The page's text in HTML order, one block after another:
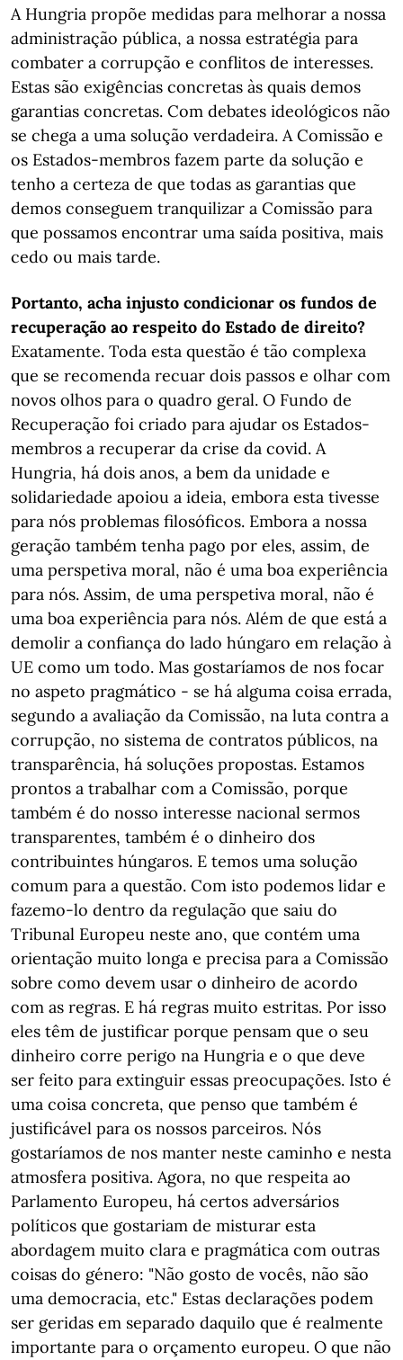
A Hungria propõe medidas para melhorar a nossa
administração pública, a nossa estratégia para
combater a corrupção e conflitos de interesses.
Estas são exigências concretas às quais demos
garantias concretas. Com debates ideológicos não
se chega a uma solução verdadeira. A Comissão e
os Estados-membros fazem parte da solução e
tenho a certeza de que todas as garantias que
demos conseguem tranquilizar a Comissão para
que possamos encontrar uma saída positiva, mais
cedo ou mais tarde.
Portanto, acha injusto condicionar os fundos de
recuperação ao respeito do Estado de direito?
Exatamente. Toda esta questão é tão complexa
que se recomenda recuar dois passos e olhar com
novos olhos para o quadro geral. O Fundo de
Recuperação foi criado para ajudar os Estados-
membros a recuperar da crise da covid. A
Hungria, há dois anos, a bem da unidade e
solidariedade apoiou a ideia, embora esta tivesse
para nós problemas filosóficos. Embora a nossa
geração também tenha pago por eles, assim, de
uma perspetiva moral, não é uma boa experiência
para nós. Assim, de uma perspetiva moral, não é
uma boa experiência para nós. Além de que está a
demolir a confiança do lado húngaro em relação à
UE como um todo. Mas gostaríamos de nos focar
no aspeto pragmático - se há alguma coisa errada,
segundo a avaliação da Comissão, na luta contra a
corrupção, no sistema de contratos públicos, na
transparência, há soluções propostas. Estamos
prontos a trabalhar com a Comissão, porque
também é do nosso interesse nacional sermos
transparentes, também é o dinheiro dos
contribuintes húngaros. E temos uma solução
comum para a questão. Com isto podemos lidar e
fazemo-lo dentro da regulação que saiu do
Tribunal Europeu neste ano, que contém uma
orientação muito longa e precisa para a Comissão
sobre como devem usar o dinheiro de acordo
com as regras. E há regras muito estritas. Por isso
eles têm de justificar porque pensam que o seu
dinheiro corre perigo na Hungria e o que deve
ser feito para extinguir essas preocupações. Isto é
uma coisa concreta, que penso que também é
justificável para os nossos parceiros. Nós
gostaríamos de nos manter neste caminho e nesta
atmosfera positiva. Agora, no que respeita ao
Parlamento Europeu, há certos adversários
políticos que gostariam de misturar esta
abordagem muito clara e pragmática com outras
coisas do género: "Não gosto de vocês, não são
uma democracia, etc." Estas declarações podem
ser geridas em separado daquilo que é realmente
importante para o orçamento europeu. O que não